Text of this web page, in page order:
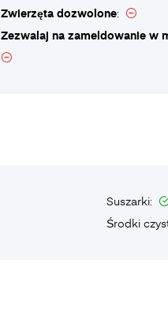
Zwierzęta dozwolone:
Zezwalaj na zameldowanie w
Suszarki:
Środki